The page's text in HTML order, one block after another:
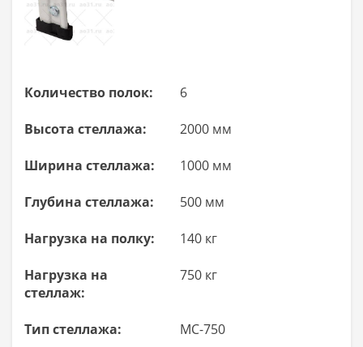
Количество полок: 6
Высота стеллажа: 2000 мм
Ширина стеллажа: 1000 мм
Глубина стеллажа: 500 мм
Нагрузка на полку: 140 кг
Нагрузка на
стеллаж:
750 кг
Тип стеллажа: МС-750